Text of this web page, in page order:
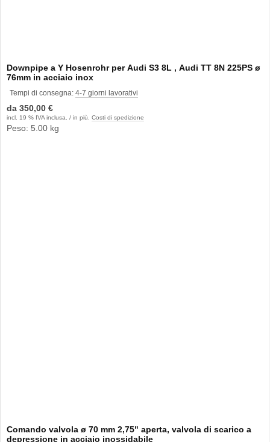
Downpipe a Y Hosenrohr per Audi S3 8L , Audi TT 8N 225PS ø
76mm in acciaio inox
Tempi di consegna: 4-7 giorni lavorativi
da 350,00 €
incl. 19 % IVA inclusa. / in più. Costi di spedizione
Peso: 5.00 kg
Comando valvola ø 70 mm 2,75" aperta, valvola di scarico a
depressione in acciaio inossidabile